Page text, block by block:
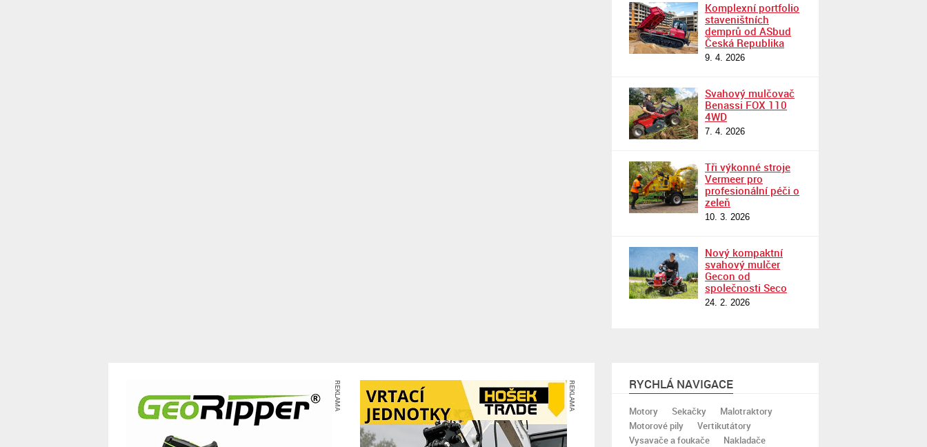
Komplexní portfolio
staveništních
demprů od ASbud
Česká Republika
9. 4. 2026
Svahový mulčovač
Benassi FOX 110
4WD
7. 4. 2026
Tři výkonné stroje
Vermeer pro
profesionální péči o
zeleň
10. 3. 2026
Nový kompaktní
svahový mulčer
Gecon od
společnosti Seco
24. 2. 2026
REKLAMA REKLAMA RYCHLÁ NAVIGACE
Motory Sekačky
Malotraktory
Motorové pily
Vertikutátory
Vysavače a foukače
Nakladače